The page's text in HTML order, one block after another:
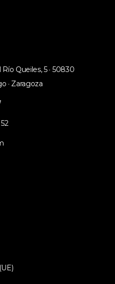
Queiles, 5 · 50830
· Zaragoza